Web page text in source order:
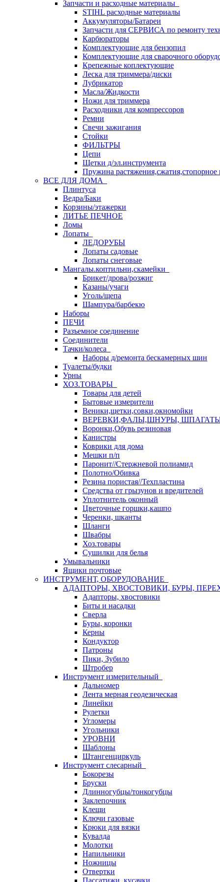
Запчасти и расходные материалы
STIHL расходные материалы
Аккумуляторы/Батареи
Запчасти для СЕРВИСА по ремонту
Карбюраторы
Комплектующие для бензопил
Комплектующие для сварочного
Крепежные коплектующие
Леска для триммера/диски
Лубрикатор
Масла/Жидкости
Ножи для триммера
Расходники для компрессоров
Ремни
Свечи зажигания
Стойки
ФИЛЬТРЫ
Цепи
Щетки д/эл.инструмента
Пружина растяжения,сжатия,стопорное
ВСЕ ДЛЯ ДОМА
Плинтуса
Ведра/Баки
Корзины/этажерки
ЛИТЬЕ ПЕЧНОЕ
Ломы
Лопаты
ЛЕДОРУБЫ
Лопаты садовые
Лопаты снеговые
Мангалы.коптильни,скамейки
Брикет/дрова/розжиг
Казаны/учаги
Уголь/щепа
Шампура/барбекю
Наборы
ПЕЧИ
Разъемное соединение
Соединители
Тачки/колеса
Наборы д/ремонта бескамерных шин
Туалеты/будки
Урны
ХОЗ.ТОВАРЫ
Товары для детей
Бытовые измерители
Веники,щетки,совки,окномойки
ВЕРЕВКИ,ФАЛЫ,ШНУРЫ,
Воронки,Обувь резиновая
Канистры
Коврики для дома
Мешки п/п
Паронит//Стержневой полиамид
Полотно/Обивка
Резина пористая//Техпластина
Средства от грызунов и вредителей
Уплотнитель оконный
Цветочные горшки,кашпо
Черенки, шканты
Шланги
Швабры
Хоз.товары
Сушилки для белья
Умывальники
Ящики почтовые
ИНСТРУМЕНТ, ОБОРУДОВАНИЕ
АДАПТОРЫ, ХВОСТОВИКИ, БУРЫ,
Адапторы, хвостовики
Биты и насадки
Сверла
Буры, коронки
Керны
Кондуктор
Патроны
Пики, Зубило
Штробер
Инструмент измерительный
Дальномер
Лента мерная геодезическая
Линейки
Рулетки
Угломеры
Угольники
УРОВНИ
Шаблоны
Штангенциркуль
Инструмент слесарный
Бокорезы
Бруски
Длинногубцы/тонкогубцы
Заклепочник
Клещи
Ключи газовые
Крюки для вязки
Кувалда
Молотки
Напильники
Ножницы
Отвертки
Пассатижи, кусачки